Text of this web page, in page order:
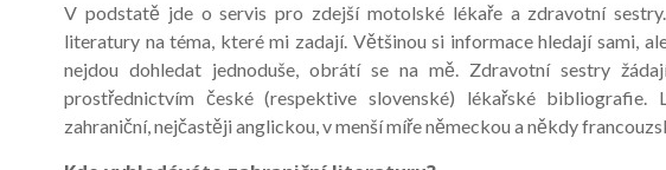
V podstatě jde o servis pro zdejší motolské lékaře a zdravotní
literatury na téma, které mi zadají. Většinou si informace hledají sami,
nejdou dohledat jednoduše, obrátí se na mě. Zdravotní sestry
prostřednictvím české (respektive slovenské) lékařské
zahraniční, nejčastěji anglickou, v menší míře německou a někdy